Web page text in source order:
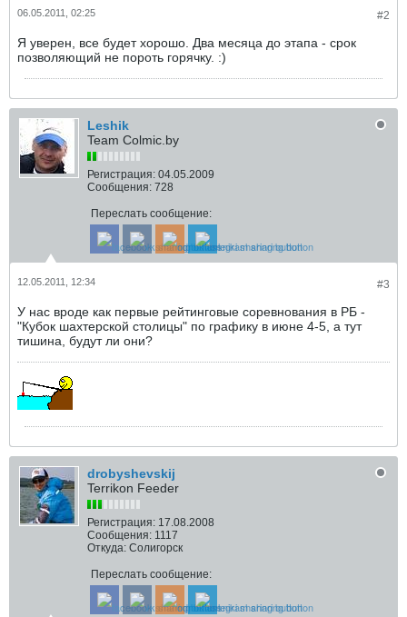
#2
06.05.2011, 02:25
Я уверен, все будет хорошо. Два месяца до этапа - срок
позволяющий не пороть горячку. :)
Leshik
Team Colmic.by
Регистрация: 04.05.2009
Сообщения: 728
Переслать сообщение:
#3
12.05.2011, 12:34
У нас вроде как первые рейтинговые соревнования в РБ -
"Кубок шахтерской столицы" по графику в июне 4-5, а тут
тишина, будут ли они?
drobyshevskij
Terrikon Feeder
Регистрация: 17.08.2008
Сообщения: 1117
Откуда: Солигорск
Переслать сообщение: